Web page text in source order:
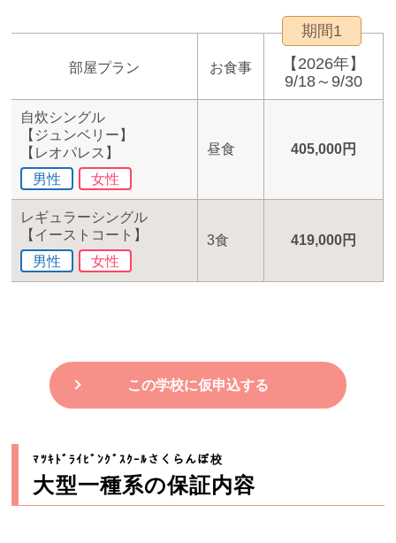
部屋プラン お食事
期間1
【2026年】
9/18～9/30
自炊シングル
【ジュンベリー】
【レオパレス】
男性
女性
昼食 405,000円
レギュラーシングル
【イーストコート】
男性
女性
3食 419,000円
この学校に仮申込する
ﾏﾂｷﾄﾞﾗｲﾋﾞﾝｸﾞｽｸｰﾙさくらんぼ校
大型一種系の保証内容